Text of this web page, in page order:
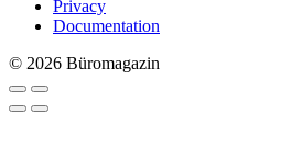
Privacy
Documentation
© 2026 Büromagazin